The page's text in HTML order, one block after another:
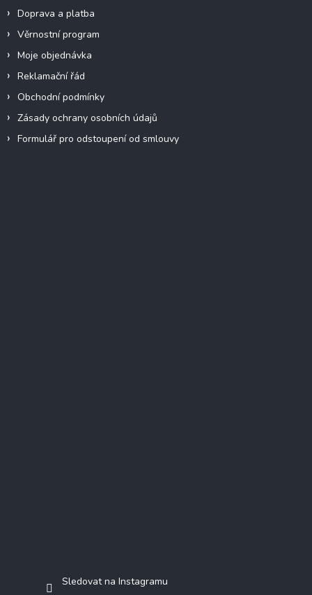
Doprava a platba
Věrnostní program
Moje objednávka
Reklamační řád
Obchodní podmínky
Zásady ochrany osobních údajů
Formulář pro odstoupení od smlouvy
Sledovat na Instagramu